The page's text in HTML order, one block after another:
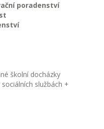
poradenství
školní docházky
službách +